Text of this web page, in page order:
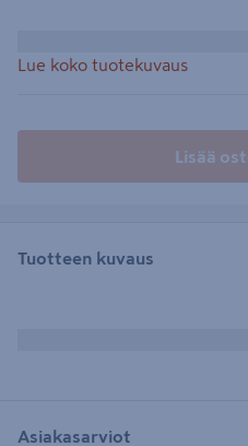
Lue koko tuotekuvaus
Lisää
Tuotteen kuvaus
Asiakasarviot